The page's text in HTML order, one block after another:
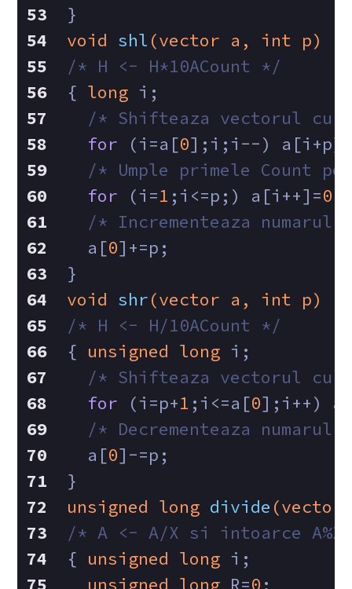
}
void shl (vector a, int p)
/* H <- H*10ACount */
{ long i;
/* Shifteaza vectorul cu
for (i=a[0];i;i--)
/* Umple primele Count
for (i=1 ;i<=p;) a[i++]=0
/* Incrementeaza
  a[
0]+=p;
}
void shr(vector a, int p)
/* H <- H/10ACount */
{ unsigned long i;
/* Shifteaza vectorul cu
for (i=p+1 ;i<=a[0];i++)
/* Decrementeaza
  a[
0]-=p;
}
unsigned long divide
/* A <- A/X si intoarce
{ unsigned long i;
unsigned long R=0 ;